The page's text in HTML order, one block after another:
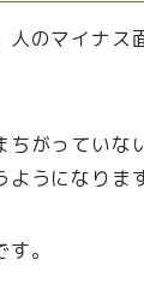
人のマイナス
ちがっていな
うになります
。